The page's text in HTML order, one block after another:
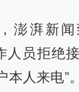
澎湃新
人员拒绝
本人来电”